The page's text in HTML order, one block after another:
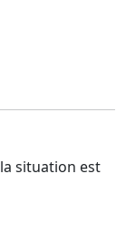
situation est